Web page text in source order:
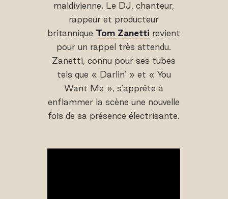
maldivienne. Le DJ, chanteur,
rappeur et producteur
britannique Tom Zanetti revient
pour un rappel très attendu.
Zanetti, connu pour ses tubes
tels que « Darlin' » et « You
Want Me », s'apprête à
enflammer la scène une nouvelle
fois de sa présence électrisante.